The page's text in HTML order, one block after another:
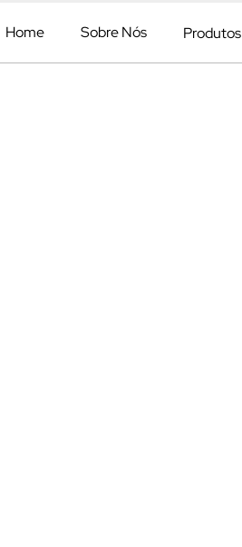
Navegação principal
Home Sobre Nós Produtos